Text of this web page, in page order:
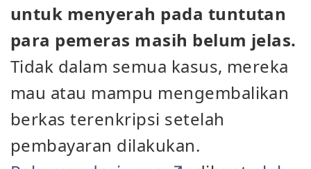
untuk menyerah pada tuntutan
para pemeras masih belum jelas.
Tidak dalam semua kasus, mereka
mau atau mampu mengembalikan
berkas terenkripsi setelah
pembayaran dilakukan.